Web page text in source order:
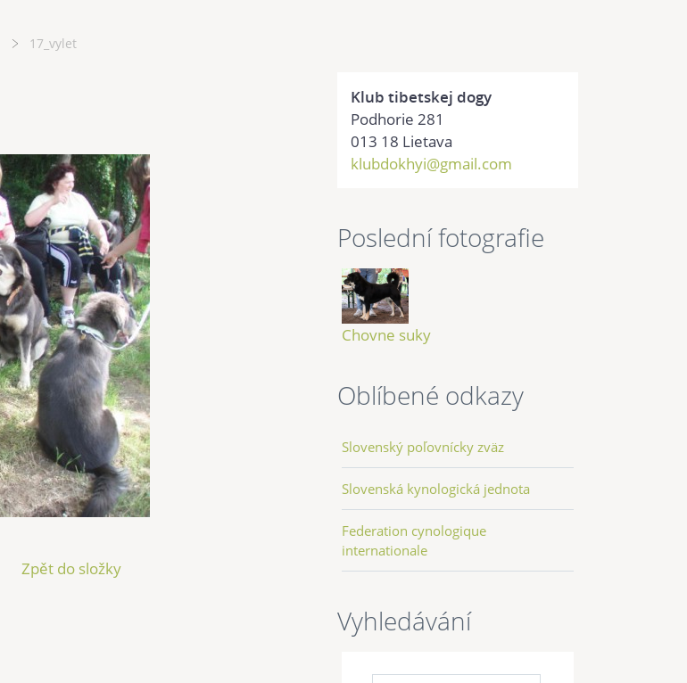
17_vylet
Zpět do složky
Klub tibetskej dogy
Podhorie 281
013 18 Lietava
klubdokhyi@gmail.com
Poslední fotografie
Chovne suky
Oblíbené odkazy
Slovenský poľovnícky zväz
Slovenská kynologická jednota
Federation cynologique
internationale
Vyhledávání